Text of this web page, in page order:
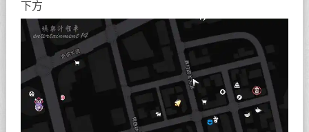
下方